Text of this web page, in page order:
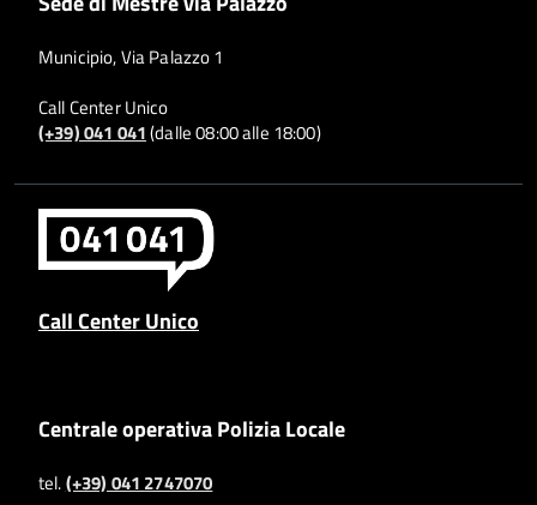
Municipio, Via Palazzo 1
Call Center Unico
(+39) 041 041(dalle 08:00 alle 18:00)
Call Center Unico
Centrale operativa Polizia Locale
tel.(+39) 041 2747070